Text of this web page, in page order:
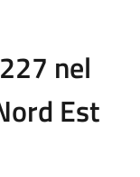
nel
Est